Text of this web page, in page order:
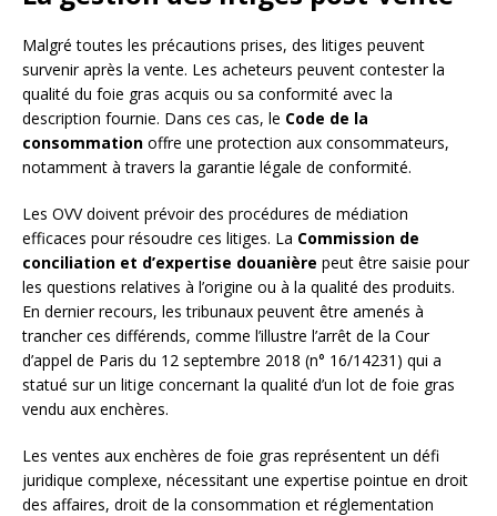
Malgré toutes les précautions prises, des litiges peuvent
survenir après la vente. Les acheteurs peuvent contester la
qualité du foie gras acquis ou sa conformité avec la
description fournie. Dans ces cas, le Code de la
consommation offre une protection aux consommateurs,
notamment à travers la garantie légale de conformité.
Les OVV doivent prévoir des procédures de médiation
efficaces pour résoudre ces litiges. La Commission de
conciliation et d’expertise douanière peut être saisie pour
les questions relatives à l’origine ou à la qualité des produits.
En dernier recours, les tribunaux peuvent être amenés à
trancher ces différends, comme l’illustre l’arrêt de la Cour
d’appel de Paris du 12 septembre 2018 (n° 16/14231) qui a
statué sur un litige concernant la qualité d’un lot de foie gras
vendu aux enchères.
Les ventes aux enchères de foie gras représentent un défi
juridique complexe, nécessitant une expertise pointue en droit
des affaires, droit de la consommation et réglementation